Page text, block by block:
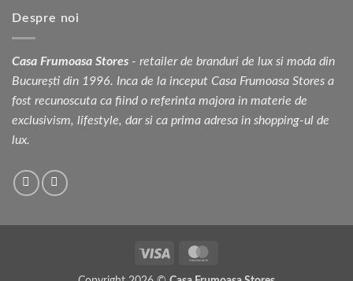
Despre noi
Casa Frumoasa Stores - retailer de branduri de lux si moda din
București din 1996. Inca de la inceput Casa Frumoasa Stores a
fost recunoscuta ca fiind o referinta majora in materie de
exclusivism, lifestyle, dar si ca prima adresa in shopping-ul de
lux.
Visa